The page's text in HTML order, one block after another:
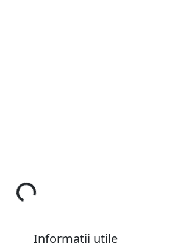
Incarcare....
Informatii utile